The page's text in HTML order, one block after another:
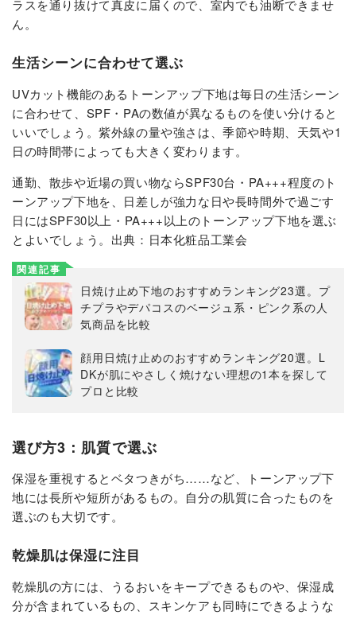
ラスを通り抜けて真皮に届くので、室内でも油断できませ
ん。
生活シーンに合わせて選ぶ
UVカット機能のあるトーンアップ下地は毎日の生活シーン
に合わせて、SPF・PAの数値が異なるものを使い分けると
いいでしょう。紫外線の量や強さは、季節や時期、天気や1
日の時間帯によっても大きく変わります。
通勤、散歩や近場の買い物ならSPF30台・PA+++程度のト
ーンアップ下地を、日差しが強力な日や長時間外で過ごす
日にはSPF30以上・PA+++以上のトーンアップ下地を選ぶ
とよいでしょう。出典： 日本化粧品工業会
関連記事
日焼け止め下地のおすすめランキング23選。プ
チプラやデパコスのベージュ系・ピンク系の人
気商品を比較
顔用日焼け止めのおすすめランキング20選。L
DKが肌にやさしく焼けない理想の1本を探して
プロと比較
選び方3：肌質で選ぶ
保湿を重視するとベタつきがち……など、トーンアップ下
地には長所や短所があるもの。自分の肌質に合ったものを
選ぶのも大切です。
乾燥肌は保湿に注目
乾燥肌の方には、うるおいをキープできるものや、保湿成
分が含まれているもの、スキンケアも同時にできるような